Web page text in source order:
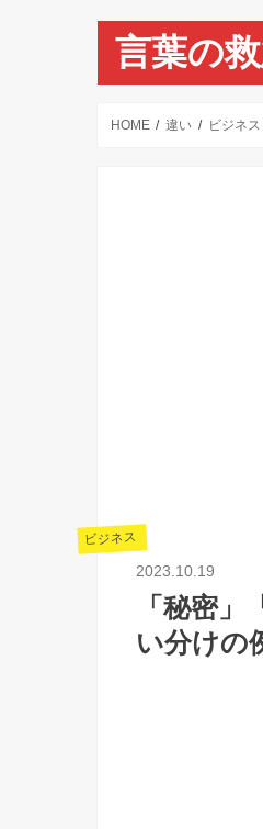
言葉の
HOME 違い ビジネス
ビジネス
2023.10.19
「秘密
い分けの